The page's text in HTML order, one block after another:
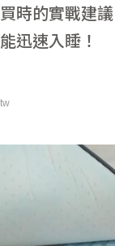
時的實戰建
迅速入睡！